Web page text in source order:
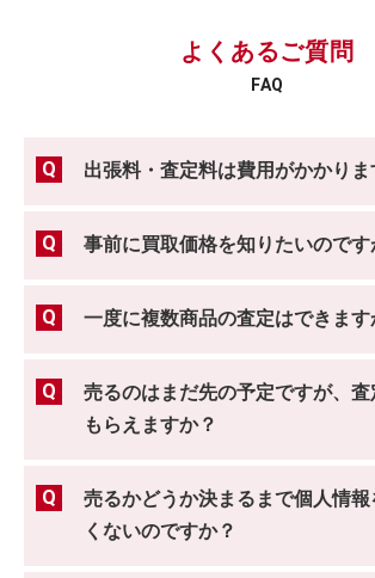
よくあるご質問
FAQ
出張料・査定料は費用がかかりま
事前に買取価格を知りたいのです
一度に複数商品の査定はできます
売るのはまだ先の予定ですが、査
もらえますか？
売るかどうか決まるまで個人情報
くないのですか？